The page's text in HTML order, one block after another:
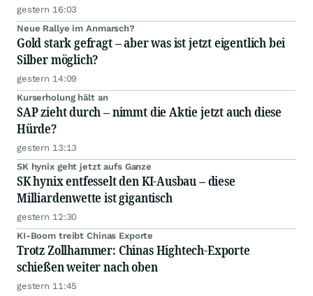
gestern 16:03
Neue Rallye im Anmarsch?
Gold stark gefragt – aber was ist jetzt eigentlich bei
Silber möglich?
gestern 14:09
Kurserholung hält an
SAP zieht durch – nimmt die Aktie jetzt auch diese
Hürde?
gestern 13:13
SK hynix geht jetzt aufs Ganze
SK hynix entfesselt den KI-Ausbau – diese
Milliardenwette ist gigantisch
gestern 12:30
KI-Boom treibt Chinas Exporte
Trotz Zollhammer: Chinas Hightech-Exporte
schießen weiter nach oben
gestern 11:45